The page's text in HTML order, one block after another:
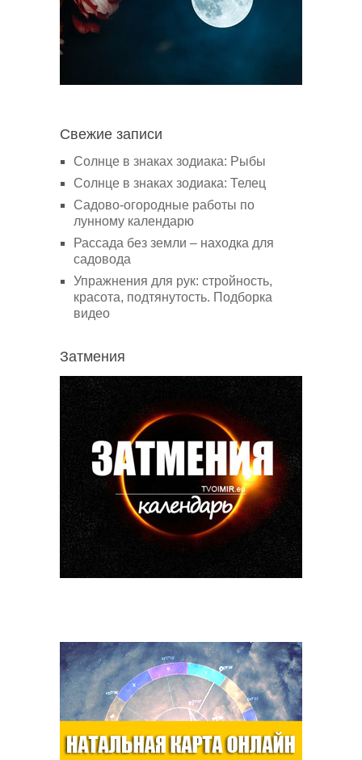
Свежие записи
Солнце в знаках зодиака: Рыбы
Солнце в знаках зодиака: Телец
Садово-огородные работы по
лунному календарю
Рассада без земли – находка для
садовода
Упражнения для рук: стройность,
красота, подтянутость. Подборка
видео
Затмения